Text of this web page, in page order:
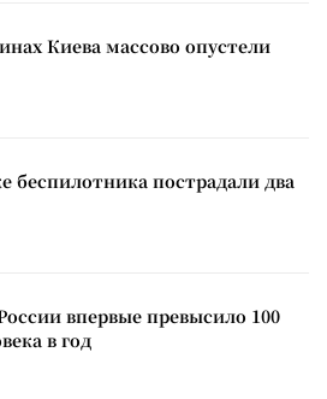
Киева массово опустели
беспилотника пострадали два
впервые превысило 100
в год